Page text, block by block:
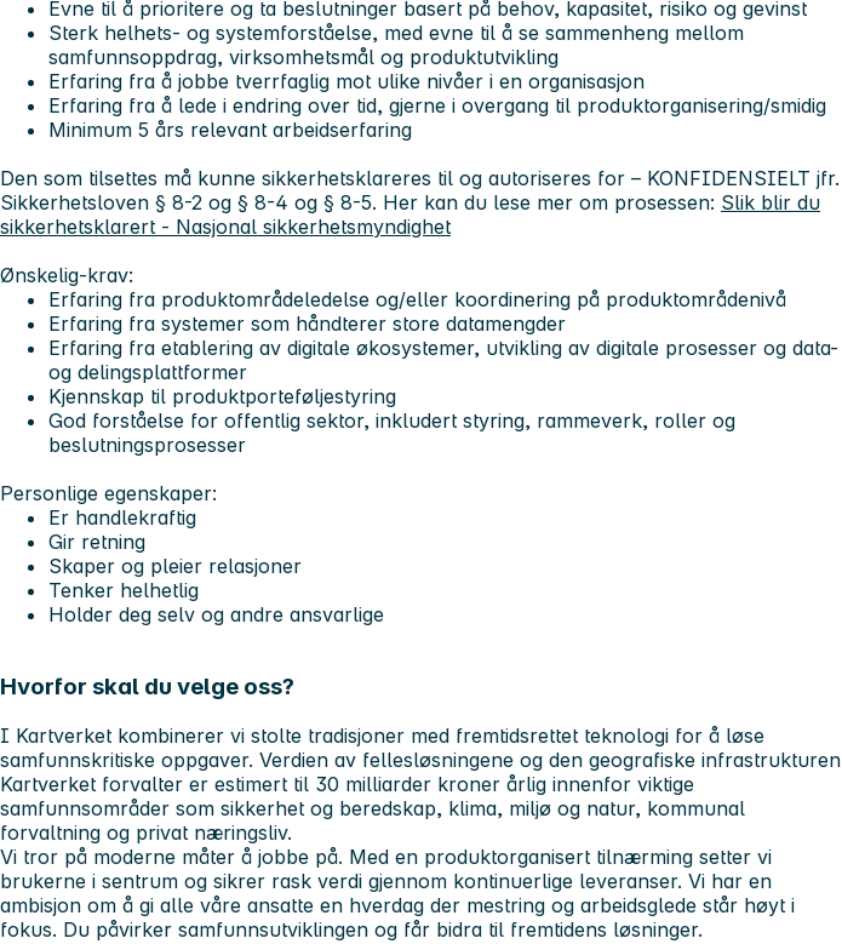
Evne til å prioritere og ta beslutninger basert på behov, kapasitet, risiko og gevinst
Sterk helhets- og systemforståelse, med evne til å se sammenheng mellom
samfunnsoppdrag, virksomhetsmål og produktutvikling
Erfaring fra å jobbe tverrfaglig mot ulike nivåer i en organisasjon
Erfaring fra å lede i endring over tid, gjerne i overgang til produktorganisering/smidig
Minimum 5 års relevant arbeidserfaring
Den som tilsettes må kunne sikkerhetsklareres til og autoriseres for – KONFIDENSIELT jfr.
Sikkerhetsloven § 8-2 og § 8-4 og § 8-5. Her kan du lese mer om prosessen: Slik blir du
sikkerhetsklarert - Nasjonal sikkerhetsmyndighet
Ønskelig-krav:
Erfaring fra produktområdeledelse og/eller koordinering på produktområdenivå
Erfaring fra systemer som håndterer store datamengder
Erfaring fra etablering av digitale økosystemer, utvikling av digitale prosesser og data-
og delingsplattformer
Kjennskap til produktporteføljestyring
God forståelse for offentlig sektor, inkludert styring, rammeverk, roller og
beslutningsprosesser
Personlige egenskaper:
Er handlekraftig
Gir retning
Skaper og pleier relasjoner
Tenker helhetlig
Holder deg selv og andre ansvarlige
Hvorfor skal du velge oss?
I Kartverket kombinerer vi stolte tradisjoner med fremtidsrettet teknologi for å løse
samfunnskritiske oppgaver. Verdien av fellesløsningene og den geografiske infrastrukturen
Kartverket forvalter er estimert til 30 milliarder kroner årlig innenfor viktige
samfunnsområder som sikkerhet og beredskap, klima, miljø og natur, kommunal
forvaltning og privat næringsliv.
Vi tror på moderne måter å jobbe på. Med en produktorganisert tilnærming setter vi
brukerne i sentrum og sikrer rask verdi gjennom kontinuerlige leveranser. Vi har en
ambisjon om å gi alle våre ansatte en hverdag der mestring og arbeidsglede står høyt i
fokus. Du påvirker samfunnsutviklingen og får bidra til fremtidens løsninger.